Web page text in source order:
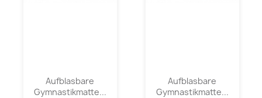
Aufblasbare
Gymnastikmatte...
Aufblasbare
Gymnastikmatte...